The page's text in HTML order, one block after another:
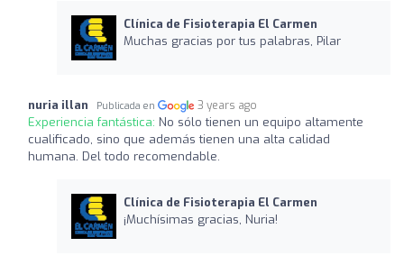
Clínica de Fisioterapia El Carmen
Muchas gracias por tus palabras, Pilar
nuria illan Publicada en 3 years ago
Experiencia fantástica: No sólo tienen un equipo altamente
cualificado, sino que además tienen una alta calidad
humana. Del todo recomendable.
Clínica de Fisioterapia El Carmen
¡Muchísimas gracias, Nuria!